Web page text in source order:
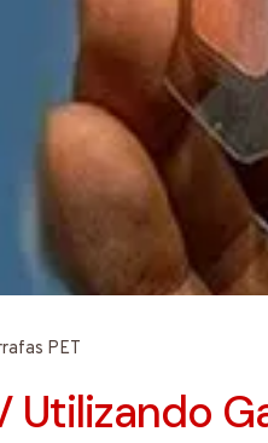
PET
Utilizando